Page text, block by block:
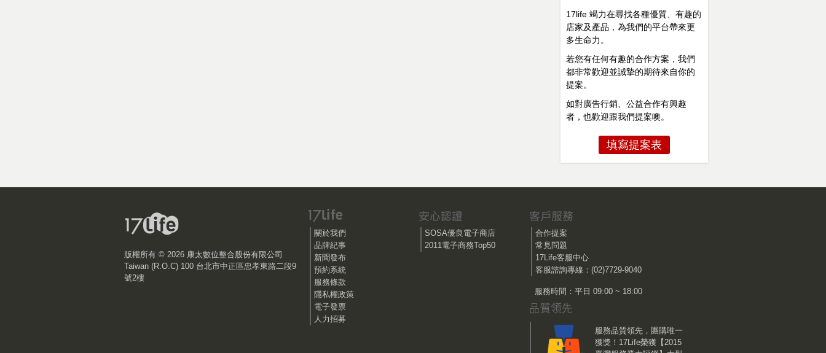
17life 竭力在尋找各種優質、有趣的
店家及產品，為我們的平台帶來更
多生命力。
若您有任何有趣的合作方案，我們
都非常歡迎並誠摯的期待來自你的
提案。
如對廣告行銷、公益合作有興趣
者，也歡迎跟我們提案噢。
填寫提案表
版權所有 © 2026 康太數位整合股份有限公司
Taiwan (R.O.C) 100 台北市中正區忠孝東路二段9
號2樓
關於我們
品牌紀事
新聞發布
預約系統
服務條款
隱私權政策
電子發票
人力招募
SOSA優良電子商店
2011電子商務Top50
合作提案
常見問題
17Life客服中心
客服諮詢專線：(02)7729-9040
服務時間：平日 09:00 ~ 18:00
服務品質領先，團購唯一
獲獎！17Life榮獲【2015